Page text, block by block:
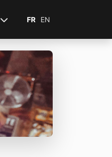
FR EN